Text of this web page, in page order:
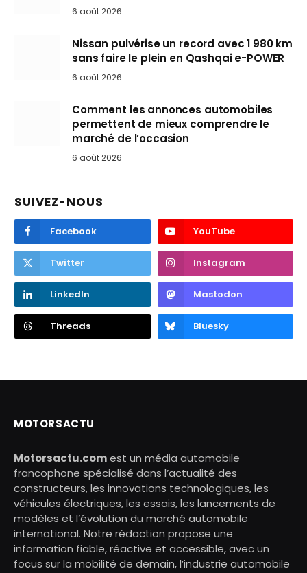
6 août 2026
Nissan pulvérise un record avec 1 980 km
sans faire le plein en Qashqai e-POWER
6 août 2026
Comment les annonces automobiles
permettent de mieux comprendre le
marché de l’occasion
6 août 2026
SUIVEZ-NOUS
Facebook YouTube
Twitter Instagram
LinkedIn Mastodon
Threads Bluesky
MOTORSACTU
Motorsactu.comest un média automobile
francophone spécialisé dans l’actualité des
constructeurs, les innovations technologiques, les
véhicules électriques, les essais, les lancements de
modèles et l’évolution du marché automobile
international. Notre rédaction propose une
information fiable, réactive et accessible, avec un
focus sur la mobilité de demain, l’industrie automobile